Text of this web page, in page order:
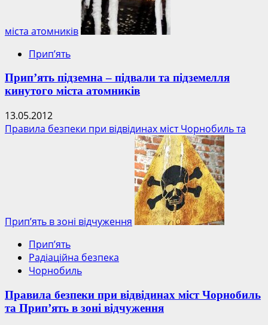
міста атомників
Прип’ять
Прип’ять підземна – підвали та підземелля
кинутого міста атомників
13.05.2012
Правила безпеки при відвідинах міст Чорнобиль та
Прип’ять в зоні відчуження
Прип’ять
Радіаційна безпека
Чорнобиль
Правила безпеки при відвідинах міст Чорнобиль
та Прип’ять в зоні відчуження